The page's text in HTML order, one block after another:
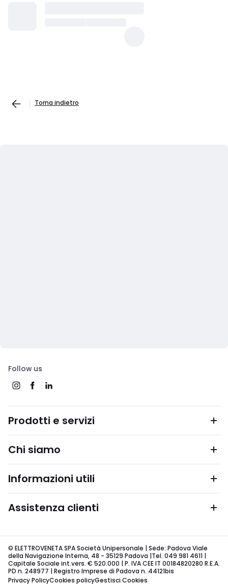
Torna indietro
Follow us
Prodotti e servizi
Chi siamo
Informazioni utili
Assistenza clienti
© ELETTROVENETA SPA Società Unipersonale | Sede: Padova Viale
della Navigazione Interna, 48 - 35129 Padova |Tel. 049 981 4611 |
Capitale Sociale int.vers. € 520.000 | P. IVA CEE IT 00184820280 R.E.A.
PD n. 248977 | Registro Imprese di Padova n. 44121bis
Privacy PolicyCookies policyGestisci Cookies